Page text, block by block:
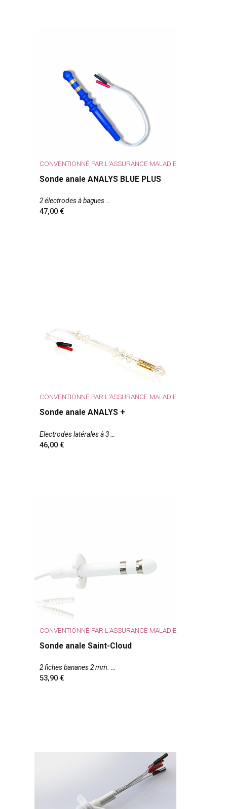
CONVENTIONNÉ PAR L'ASSURANCE MALADIE
Sonde anale ANALYS BLUE PLUS
2 électrodes à bagues
47,00
CONVENTIONNÉ PAR L'ASSURANCE MALADIE
Sonde anale ANALYS +
Electrodes latérales à 3
46,00
CONVENTIONNÉ PAR L'ASSURANCE MALADIE
Sonde anale Saint-Cloud
2 fiches bananes 2 mm.
53,90